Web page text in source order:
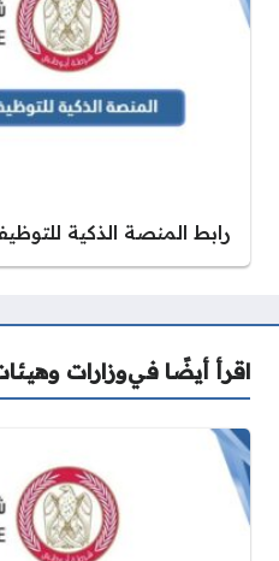
رابط المنصة الذكية
اقرأ أيضًا فيوزارات